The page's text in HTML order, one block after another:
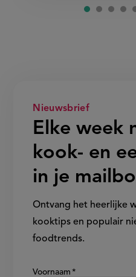
Nieuwsbrief
Elke week
kook- en
in je
Ontvang het heerlijke
kooktips en populair
foodtrends.
Show/hide
Voornaam